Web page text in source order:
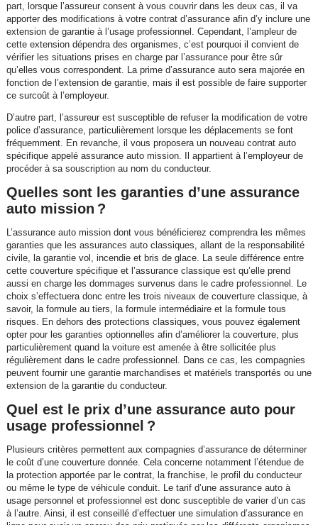
part, lorsque l’assureur consent à vous couvrir dans les deux cas, il va
apporter des modifications à votre contrat d’assurance afin d’y inclure une
extension de garantie à l’usage professionnel. Cependant, l’ampleur de
cette extension dépendra des organismes, c’est pourquoi il convient de
vérifier les situations prises en charge par l’assurance pour être sûr
qu’elles vous correspondent. La prime d’assurance auto sera majorée en
fonction de l’extension de garantie, mais il est possible de faire supporter
ce surcoût à l’employeur.
D’autre part, l’assureur est susceptible de refuser la modification de votre
police d’assurance, particulièrement lorsque les déplacements se font
fréquemment. En revanche, il vous proposera un nouveau contrat auto
spécifique appelé assurance auto mission. Il appartient à l’employeur de
procéder à sa souscription au nom du conducteur.
Quelles sont les garanties d’une assurance
auto mission ?
L’assurance auto mission dont vous bénéficierez comprendra les mêmes
garanties que les assurances auto classiques, allant de la responsabilité
civile, la garantie vol, incendie et bris de glace. La seule différence entre
cette couverture spécifique et l’assurance classique est qu’elle prend
aussi en charge les dommages survenus dans le cadre professionnel. Le
choix s’effectuera donc entre les trois niveaux de couverture classique, à
savoir, la formule au tiers, la formule intermédiaire et la formule tous
risques. En dehors des protections classiques, vous pouvez également
opter pour les garanties optionnelles afin d’améliorer la couverture, plus
particulièrement quand la voiture est amenée à être sollicitée plus
régulièrement dans le cadre professionnel. Dans ce cas, les compagnies
peuvent fournir une garantie marchandises et matériels transportés ou une
extension de la garantie du conducteur.
Quel est le prix d’une assurance auto pour
usage professionnel ?
Plusieurs critères permettent aux compagnies d’assurance de déterminer
le coût d’une couverture donnée. Cela concerne notamment l’étendue de
la protection apportée par le contrat, la franchise, le profil du conducteur
ou même le type de véhicule conduit. Le tarif d’une assurance auto à
usage personnel et professionnel est donc susceptible de varier d’un cas
à l’autre. Ainsi, il est conseillé d’effectuer une simulation d’assurance en